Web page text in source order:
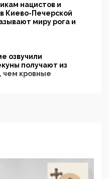
нацистов и
Киево-Печерской
миру рога и
озвучили
получают из
чем кровные
в России, но
определять